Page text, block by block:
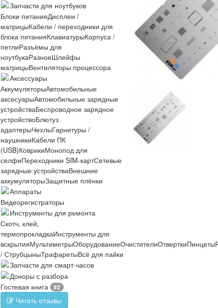
Запчасти для ноутбуков
Блоки питанияДисплеи /
матрицыКабели / переходники для
блока питанияКлавиатурыКорпуса /
петлиРазъёмы для
ноутбукаРазноеШлейфы
матрицыВентиляторы процессора
Аксессуары
АккумуляторыАвтомобильные
аксесуарыАвтомобильные зарядные
устройстваБеспроводное зарядное
устройствоБлютуз
адаптерыЧехлыГарнитуры /
наушникиКабели ПК
(USB)КоврикиМонопод для
селфиПереходники SIM-картСетевые
зарядные устройстваВнешние
аккумуляторыЗащитные плёнки
Аппараты
Видеорегистраторы
Инструменты для ремонта
Скотч, клей,
термопрокладкаИнструменты для
вскрытияМультиметрыОборудованиеОчистителиОтверткиПинцеты
/ СтрубцыныТрафаретыВсё для пайки
Запчасти для смарт-часов
Доноры с разбора
Гостевая книга
92
Читать отзывы